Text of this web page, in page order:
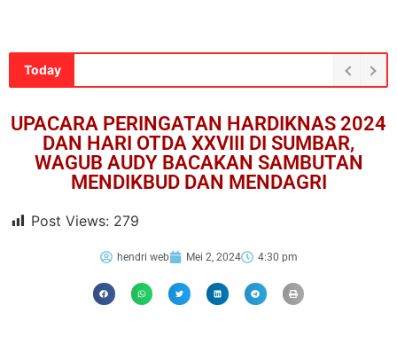
Today
UPACARA PERINGATAN HARDIKNAS 2024
DAN HARI OTDA XXVIII DI SUMBAR,
WAGUB AUDY BACAKAN SAMBUTAN
MENDIKBUD DAN MENDAGRI
Post Views: 279
hendri web Mei 2, 2024 4:30 pm